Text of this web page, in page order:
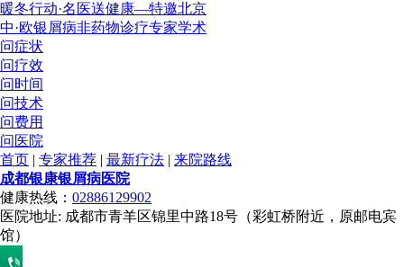
暖冬行动·名医送健康—特邀北京
中·欧银屑病非药物诊疗专家学术
问症状
问疗效
问时间
问技术
问费用
问医院
首页 | 专家推荐 | 最新疗法 | 来院路线
成都银康银屑病医院
健康热线： 02886129902
医院地址: 成都市青羊区锦里中路18号（彩虹桥附近，原邮电宾
馆）